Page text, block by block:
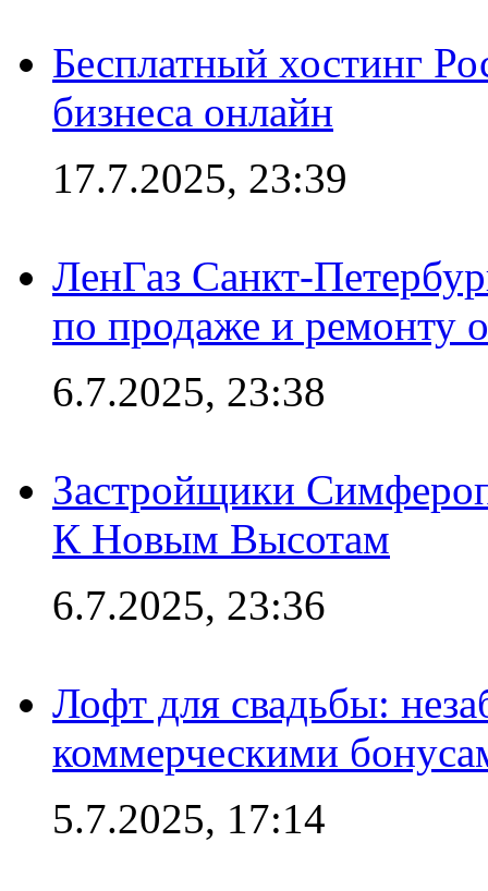
Бесплатный хостинг
бизнеса онлайн
17.7.2025, 23:39
ЛенГаз Санкт-
по продаже и ремонту
6.7.2025, 23:38
Застройщики
К Новым Высотам
6.7.2025, 23:36
Лофт для свадьбы:
коммерческими
5.7.2025, 17:14